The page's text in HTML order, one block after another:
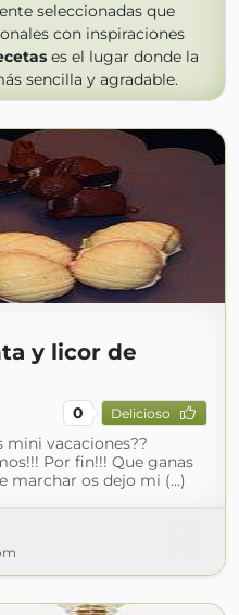
seleccionadas que
con inspiraciones
es el lugar donde la
sencilla y agradable.
y licor de
0 Delicioso
mini vacaciones??
Por fin!!! Que ganas
marchar os dejo mi (...)